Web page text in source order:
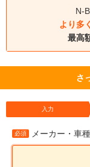
N-
より多
最高
さ
入力
必須 メーカー・車